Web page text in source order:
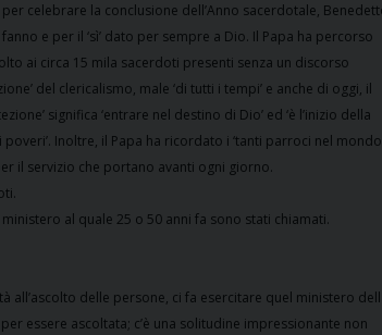
celebrare la conclusione dell’Anno sacerdotale,
e per il ‘sì’ dato per sempre a Dio. Il Papa ha percorso
ai circa 15 mila sacerdoti presenti senza un discorso
del clericalismo, male ‘di tutti i tempi’ e anche di oggi, il
significa ‘entrare nel destino di Dio’ ed ‘è l’inizio della
Inoltre, il Papa ha ricordato i ‘tanti parroci nel mondo
il servizio che portano avanti ogni giorno.
al quale 25 o 50 anni fa sono stati chiamati.
all’ascolto delle persone, ci fa esercitare quel ministero
essere ascoltata; c’è una solitudine impressionante non